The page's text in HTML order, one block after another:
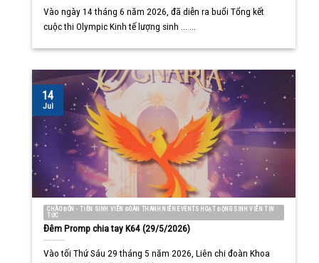
Vào ngày 14 tháng 6 năm 2026, đã diễn ra buổi Tổng kết
cuộc thi Olympic Kinh tế lượng sinh ... ...
CHÀO ĐÓN - TIỄN SINH VIÊN ĐOÀN THANH NIÊN EVENTS HOẠT ĐỘNG SINH VIÊN TIN
TỨC
Đêm Promp chia tay K64 (29/5/2026)
Vào tối Thứ Sáu 29 tháng 5 năm 2026, Liên chi đoàn Khoa
14
Jul